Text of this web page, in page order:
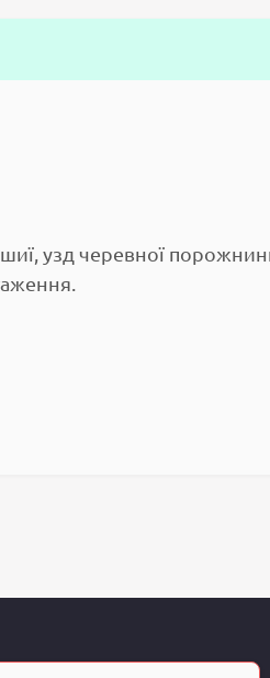
узд черевної